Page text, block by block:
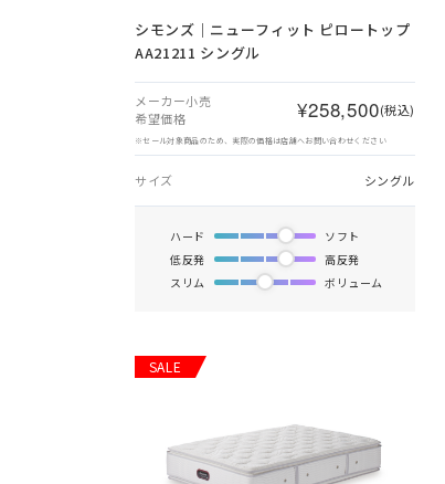
シモンズ｜ニューフィット ピロートップ
AA21211 シングル
メーカー小売
希望価格
¥258,500(税込)
※セール対象商品のため、実際の価格は店舗へお問い合わせください
サイズ シングル
ハード
ソフト
低反発
高反発
スリム
ボリューム
SALE